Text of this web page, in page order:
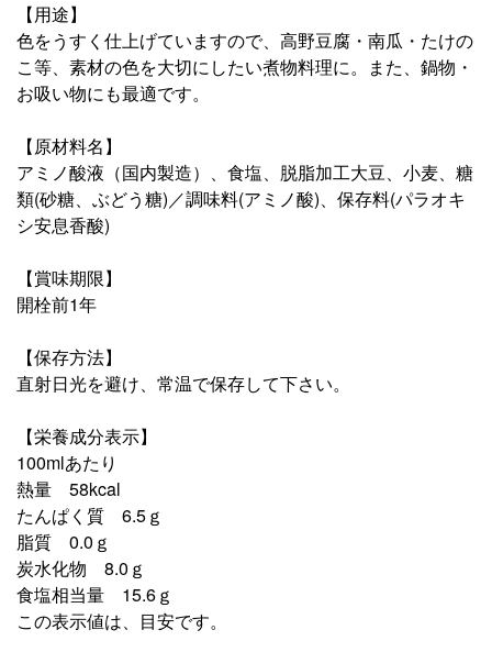
【用途】
色をうすく仕上げていますので、高野豆腐・南瓜・たけの
こ等、素材の色を大切にしたい煮物料理に。また、鍋物・
お吸い物にも最適です。
【原材料名】
アミノ酸液（国内製造）、食塩、脱脂加工大豆、小麦、糖
類(砂糖、ぶどう糖)／調味料(アミノ酸)、保存料(パラオキ
シ安息香酸)
【賞味期限】
開栓前1年
【保存方法】
直射日光を避け、常温で保存して下さい。
【栄養成分表示】
100mlあたり
熱量 58kcal
たんぱく質 6.5ｇ
脂質 0.0ｇ
炭水化物 8.0ｇ
食塩相当量 15.6ｇ
この表示値は、目安です。